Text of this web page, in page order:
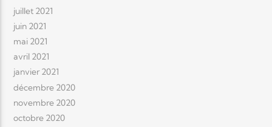
juillet 2021
juin 2021
mai 2021
avril 2021
janvier 2021
décembre 2020
novembre 2020
octobre 2020